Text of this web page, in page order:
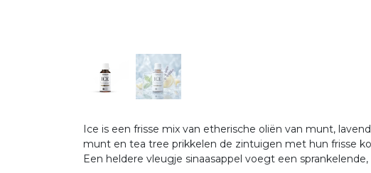
Ice is een frisse mix van etherische oliën van munt,
munt en tea tree prikkelen de zintuigen met hun frisse
Een heldere vleugje sinaasappel voegt een